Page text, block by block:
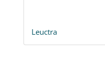
Leuctra